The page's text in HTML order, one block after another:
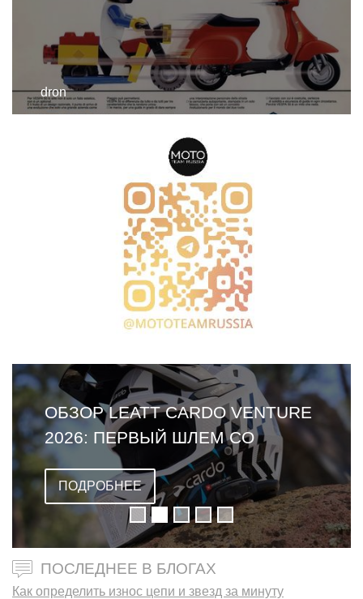
dron
AGV PISTA GP RR MONO WHITE:
ЧЕМПИОНСКАЯ РЕПЛИКА С
ДВОЙНОЙ ОМОЛОГАЦИЕЙ
ПОДРОБНЕЕ
ПОСЛЕДНЕЕ В БЛОГАХ
Как определить износ цепи и звезд за минуту